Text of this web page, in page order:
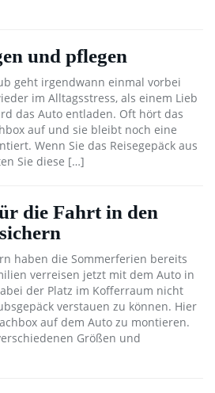
und pflegen
geht irgendwann einmal vorbei
im Alltagsstress, als einem Lieb
das Auto entladen. Oft hört das
auf und sie bleibt noch eine
Wenn Sie das Reisegepäck aus
Sie diese […]
die Fahrt in den
haben die Sommerferien bereits
verreisen jetzt mit dem Auto in
der Platz im Kofferraum nicht
verstauen zu können. Hier
auf dem Auto zu montieren.
Größen und